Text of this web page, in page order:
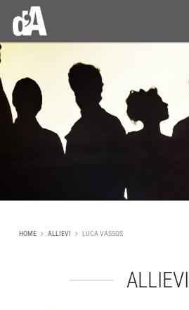
HOME ALLIEVI LUCA VASSOS
ALLIEVI